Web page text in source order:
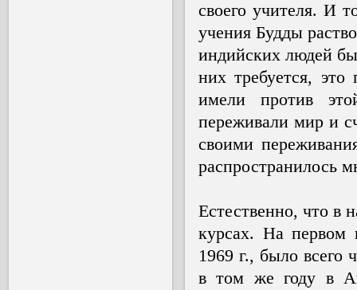
своего учителя. И
учения Будды
индийских людей
них требуется, это
имели против
переживали мир и
своими
распространилось
Естественно, что в
курсах. На первом
1969 г., было всего
в том же году в